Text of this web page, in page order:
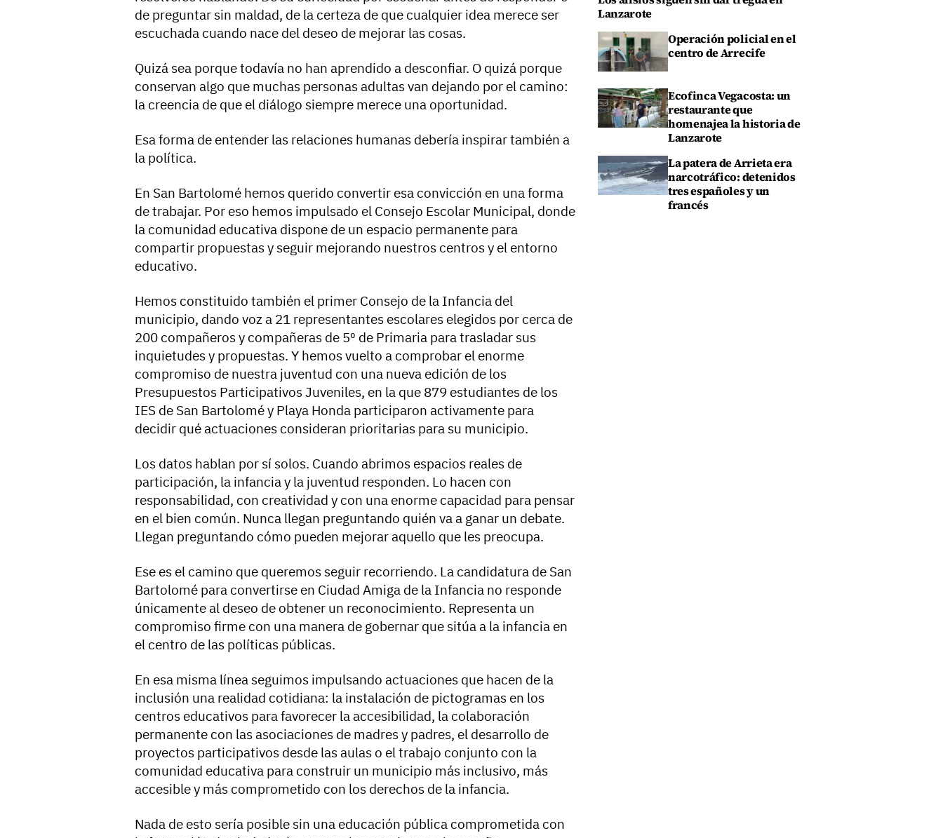
de preguntar sin maldad, de la certeza de que cualquier idea merece ser
escuchada cuando nace del deseo de mejorar las cosas.
Quizá sea porque todavía no han aprendido a desconfiar. O quizá porque
conservan algo que muchas personas adultas van dejando por el camino:
la creencia de que el diálogo siempre merece una oportunidad.
Esa forma de entender las relaciones humanas debería inspirar también a
la política.
En San Bartolomé hemos querido convertir esa convicción en una forma
de trabajar. Por eso hemos impulsado el Consejo Escolar Municipal, donde
la comunidad educativa dispone de un espacio permanente para
compartir propuestas y seguir mejorando nuestros centros y el entorno
educativo.
Hemos constituido también el primer Consejo de la Infancia del
municipio, dando voz a 21 representantes escolares elegidos por cerca de
200 compañeros y compañeras de 5º de Primaria para trasladar sus
inquietudes y propuestas. Y hemos vuelto a comprobar el enorme
compromiso de nuestra juventud con una nueva edición de los
Presupuestos Participativos Juveniles, en la que 879 estudiantes de los
IES de San Bartolomé y Playa Honda participaron activamente para
decidir qué actuaciones consideran prioritarias para su municipio.
Los datos hablan por sí solos. Cuando abrimos espacios reales de
participación, la infancia y la juventud responden. Lo hacen con
responsabilidad, con creatividad y con una enorme capacidad para pensar
en el bien común. Nunca llegan preguntando quién va a ganar un debate.
Llegan preguntando cómo pueden mejorar aquello que les preocupa.
Ese es el camino que queremos seguir recorriendo. La candidatura de San
Bartolomé para convertirse en Ciudad Amiga de la Infancia no responde
únicamente al deseo de obtener un reconocimiento. Representa un
compromiso firme con una manera de gobernar que sitúa a la infancia en
el centro de las políticas públicas.
En esa misma línea seguimos impulsando actuaciones que hacen de la
inclusión una realidad cotidiana: la instalación de pictogramas en los
centros educativos para favorecer la accesibilidad, la colaboración
permanente con las asociaciones de madres y padres, el desarrollo de
proyectos participativos desde las aulas o el trabajo conjunto con la
comunidad educativa para construir un municipio más inclusivo, más
accesible y más comprometido con los derechos de la infancia.
Nada de esto sería posible sin una educación pública comprometida con
Lanzarote
Operación policial en el
centro de Arrecife
Ecofinca Vegacosta: un
restaurante que
homenajea la historia de
Lanzarote
La patera de Arrieta era
narcotráfico: detenidos
tres españoles y un
francés